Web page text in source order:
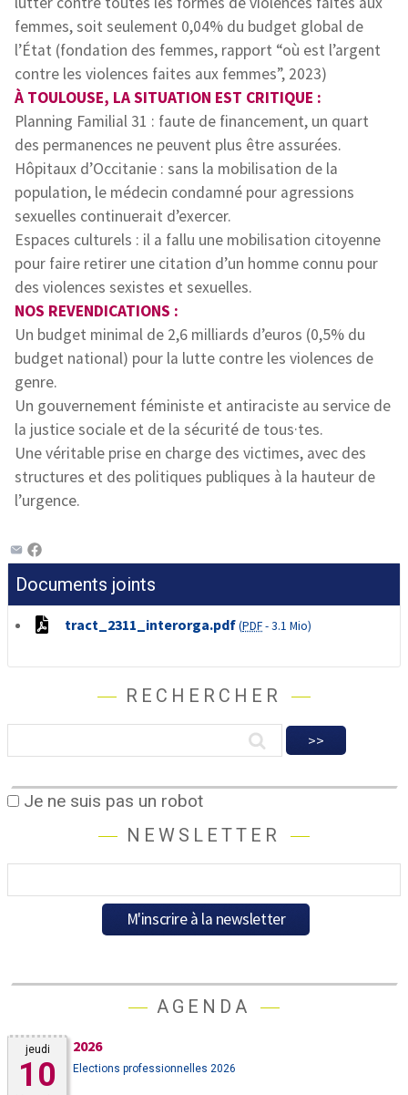
femmes, soit seulement 0,04% du budget global de
l’État (fondation des femmes, rapport “où est l’argent
contre les violences faites aux femmes”, 2023)
À TOULOUSE, LA SITUATION EST CRITIQUE :
Planning Familial 31 : faute de financement, un quart
des permanences ne peuvent plus être assurées.
Hôpitaux d’Occitanie : sans la mobilisation de la
population, le médecin condamné pour agressions
sexuelles continuerait d’exercer.
Espaces culturels : il a fallu une mobilisation citoyenne
pour faire retirer une citation d’un homme connu pour
des violences sexistes et sexuelles.
NOS REVENDICATIONS :
Un budget minimal de 2,6 milliards d’euros (0,5% du
budget national) pour la lutte contre les violences de
genre.
Un gouvernement féministe et antiraciste au service de
la justice sociale et de la sécurité de tous·tes.
Une véritable prise en charge des victimes, avec des
structures et des politiques publiques à la hauteur de
l’urgence.
Documents joints
tract_2311_interorga.pdf(PDF-3.1 Mio)
RECHERCHER
Je ne suis pas un robot
NEWSLETTER
AGENDA
jeudi
10
2026
Elections professionnelles 2026